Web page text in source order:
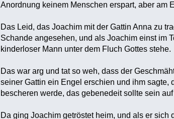
Anordnung keinem Menschen erspart, aber am
Das Leid, das Joachim mit der Gattin Anna zu
Schande angesehen, und als Joachim einst im
kinderloser Mann unter dem Fluch Gottes stehe.
Das war arg und tat so weh, dass der
seiner Gattin ein Engel erschien und ihm
bescheren werde, das gebenedeit sollte sein
Da ging Joachim getröstet heim, und als er